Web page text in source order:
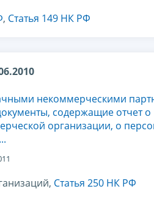
, Статья 149 НК РФ
некоммерческими
содержащие отчет о
организации, о
Статья 250 НК РФ